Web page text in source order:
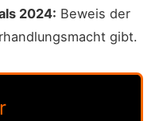
2024: Beweis der
gibt.